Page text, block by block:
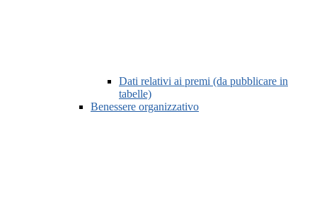
Dati relativi ai premi (da pubblicare in
tabelle)
Benessere organizzativo